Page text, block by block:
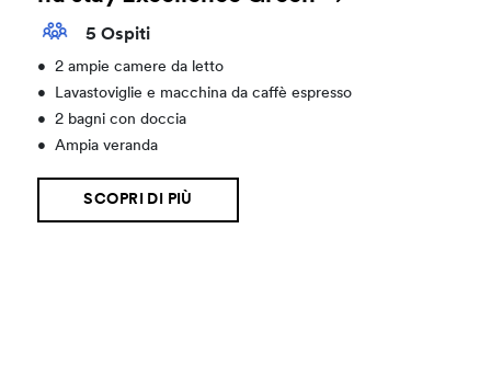
5 Ospiti
•
2 ampie camere da letto
•
Lavastoviglie e macchina da caffè espresso
•
2 bagni con doccia
•
Ampia veranda
SCOPRI DI PIÙ